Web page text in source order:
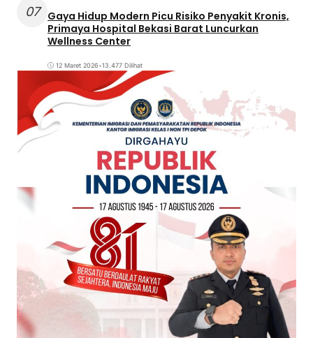
07
Gaya Hidup Modern Picu Risiko Penyakit Kronis,
Primaya Hospital Bekasi Barat Luncurkan
Wellness Center
12 Maret 2026•13.477 Dilihat